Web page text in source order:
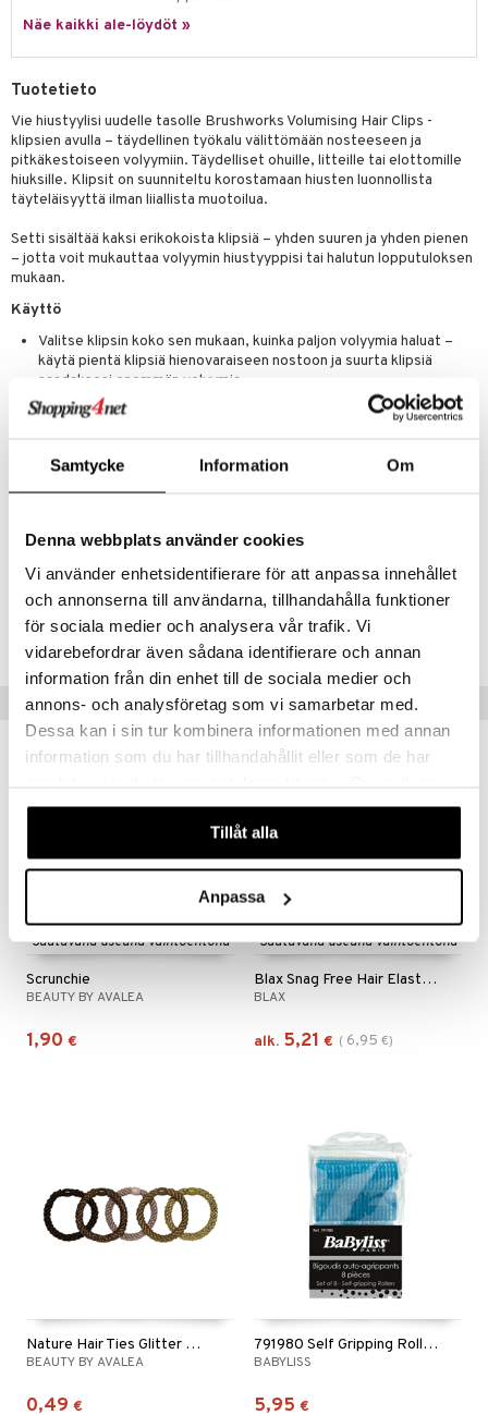
Samtycke Information Om
Denna webbplats använder cookies
Vi använder enhetsidentifierare för att anpassa innehållet
och annonserna till användarna, tillhandahålla funktioner
för sociala medier och analysera vår trafik. Vi
vidarebefordrar även sådana identifierare och annan
information från din enhet till de sociala medier och
annons- och analysföretag som vi samarbetar med.
Dessa kan i sin tur kombinera informationen med annan
information som du har tillhandahållit eller som de har
våra cookies vid fortsatt användande av vår webbplats.
Tillåt alla
Anpassa
Näe kaikki ale-löydöt »
Tuotetieto
Vie hiustyylisi uudelle tasolle Brushworks Volumising Hair Clips -
klipsien avulla – täydellinen työkalu välittömään nosteeseen ja
pitkäkestoiseen volyymiin. Täydelliset ohuille, litteille tai elottomille
hiuksille. Klipsit on suunniteltu korostamaan hiusten luonnollista
täyteläisyyttä ilman liiallista muotoilua.
Setti sisältää kaksi erikokoista klipsiä – yhden suuren ja yhden pienen
– jotta voit mukauttaa volyymin hiustyyppisi tai halutun lopputuloksen
mukaan.
Käyttö
Valitse klipsin koko sen mukaan, kuinka paljon volyymia haluat –
käytä pientä klipsiä hienovaraiseen nostoon ja suurta klipsiä
saadaksesi enemmän volyymia.
Liuta varovasti klipsi (avoinna) ja aseta se mahdollisimman lähelle
Anna klipsien olla paikoillaan hiusten kuivuessa ilmassa luonnollisen
lopputuloksen saamiseksi, tai käytä hiustenkuivaajaa suoraan
klipseihin saadaksesi nopean ja tehokkaan nosteen.
luonnollisen täyteläisestä volyymista.
Tuotenumero
CBWBJ-D8-1-XX-XX
Suositut tuotteet
Saatavana useana vaihtoehtona
Scrunchie
BEAUTY BY AVALEA
1,90 €
Saatavana useana vaihtoehtona
Blax Snag Free Hair Elastics
BLAX
alk. 5,21 € ( 6,95 €)
kampanja -25%
Nature Hair Ties Glitter With Pearl
BEAUTY BY AVALEA
0,49 €
791980 Self Gripping Rollers
BABYLISS
5,95 €
& Viikset
3: Kosteutus
Huulten Hoito
Happy
Happy For Men
Miehille
& Soujaus
& Ihonpuhdistus